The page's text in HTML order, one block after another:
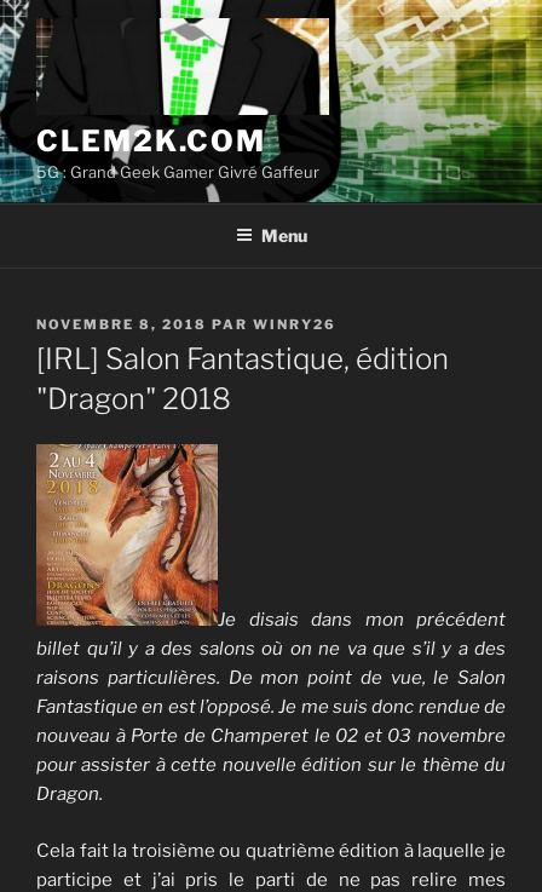
Aller
au
contenu
principal
CLEM2K.COM
5G : Grand Geek Gamer Givré Gaffeur
Menu
PUBLIÉ
LE
NOVEMBRE 8, 2018 PAR WINRY26
[IRL] Salon Fantastique, édition
"Dragon" 2018
Je disais dans mon précédent
billet qu’il y a des salons où on ne va que s’il y a des
raisons particulières. De mon point de vue, le Salon
Fantastique en est l’opposé. Je me suis donc rendue de
nouveau à Porte de Champeret le 02 et 03 novembre
pour assister à cette nouvelle édition sur le thème du
Dragon.
Cela fait la troisième ou quatrième édition à laquelle je
participe et j’ai pris le parti de ne pas relire mes